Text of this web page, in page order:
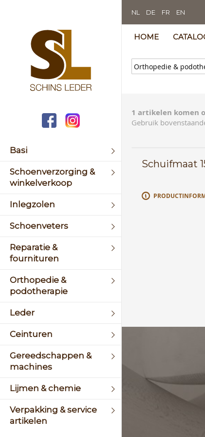
Basi
Schoenverzorging &
winkelverkoop
Inlegzolen
Schoenveters
Reparatie &
fournituren
Orthopedie &
podotherapie
Leder
Ceinturen
Gereedschappen &
machines
Lijmen & chemie
Verpakking & service
artikelen
NL DE FR EN
HOME
1 artikelen komen
Gebruik
Schuifmaat
KLANTENSERVICE
+31 (0)45 5244464
info@schinsleder.nl